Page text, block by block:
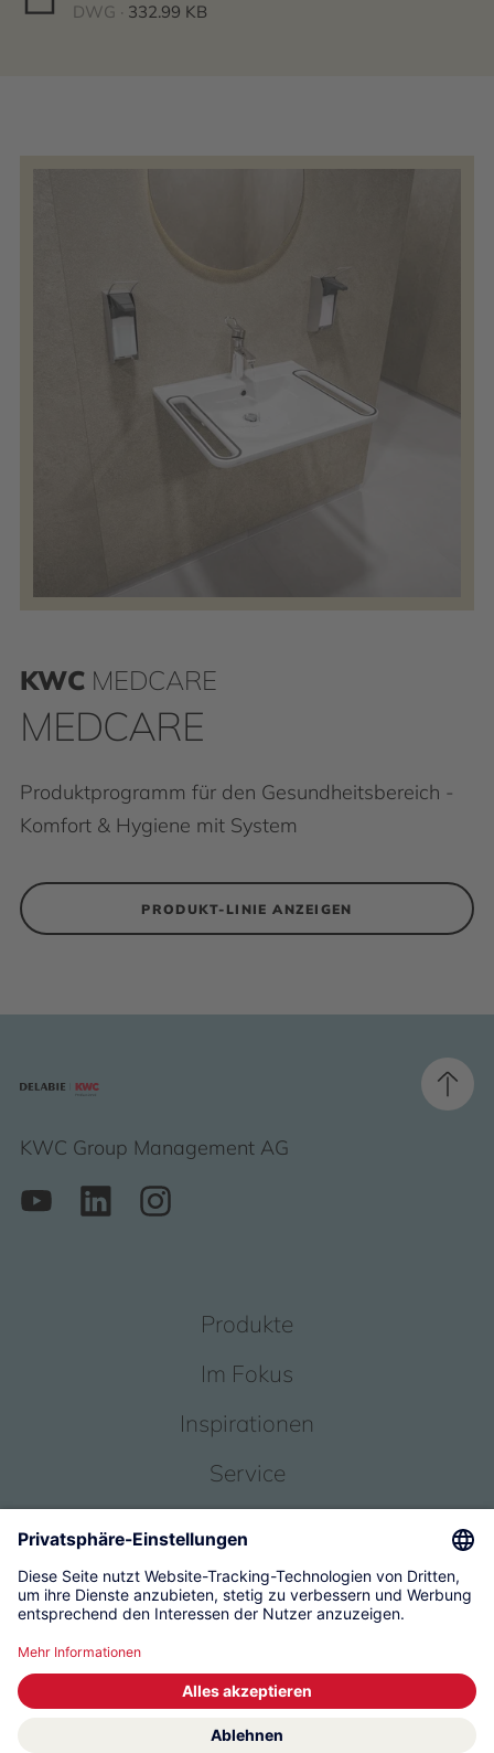
DWG · 332.99 KB
KWC MEDCARE
MEDCARE
Produktprogramm für den Gesundheitsbereich -
Komfort & Hygiene mit System
PRODUKT-LINIE ANZEIGEN
KWC Group Management AG
Produkte
Im Fokus
Inspirationen
Service
© 2026 KWC Group Management AG
Allgemeine Geschäftsbedingungen
Datenschutz